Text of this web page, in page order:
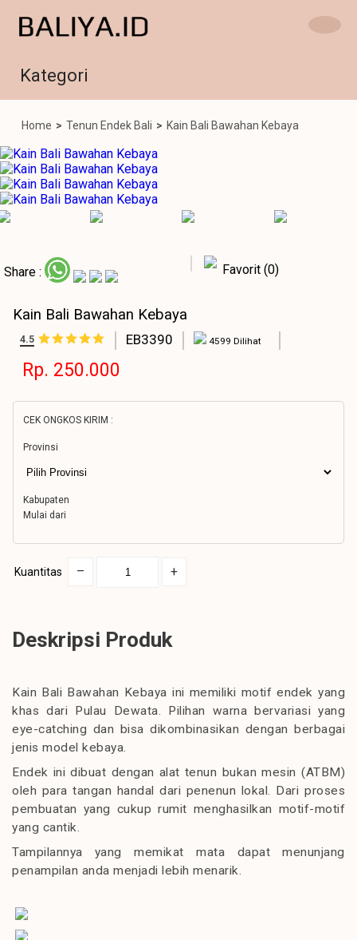
Kategori
Home > Tenun Endek Bali > Kain Bali Bawahan Kebaya
Share : Favorit (0)
Kain Bali Bawahan Kebaya
4.5 EB3390 4599 Dilihat
Rp. 250.000
CEK ONGKOS KIRIM :
Provinsi
Kabupaten
Mulai dari
Kuantitas – +
Deskripsi Produk
Kain Bali Bawahan Kebaya ini memiliki motif endek yang
khas dari Pulau Dewata. Pilihan warna bervariasi yang
eye-catching dan bisa dikombinasikan dengan berbagai
jenis model kebaya.
Endek ini dibuat dengan alat tenun bukan mesin (ATBM)
oleh para tangan handal dari penenun lokal. Dari proses
pembuatan yang cukup rumit menghasilkan motif-motif
yang cantik.
Tampilannya yang memikat mata dapat menunjang
penampilan anda menjadi lebih menarik.